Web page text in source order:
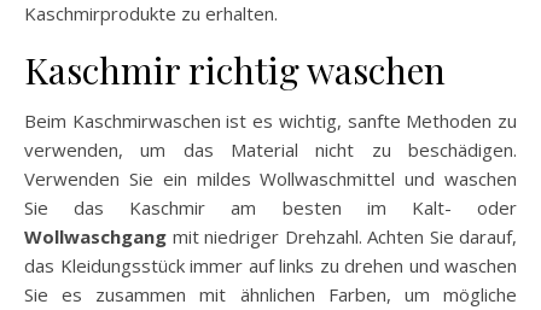
Kaschmirprodukte zu erhalten.
Kaschmir richtig waschen
Beim Kaschmirwaschen ist es wichtig, sanfte Methoden zu
verwenden, um das Material nicht zu beschädigen.
Verwenden Sie ein mildes Wollwaschmittel und waschen
Sie das Kaschmir am besten im Kalt- oder
Wollwaschgang mit niedriger Drehzahl. Achten Sie darauf,
das Kleidungsstück immer auf links zu drehen und waschen
Sie es zusammen mit ähnlichen Farben, um mögliche